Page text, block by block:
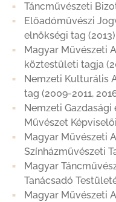
Táncművészeti
Előadóművészi
elnökségi tag (2013)
Magyar Művészeti
köztestületi tagja
Nemzeti Kulturális
tag (2009-2011,
Nemzeti Gazdasági
Művészet
Magyar Művészeti
Színházművészeti
Magyar
Tanácsadó
Magyar Művészeti